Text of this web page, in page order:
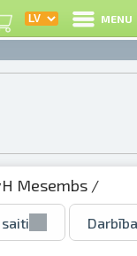
MENU
Mesembs/